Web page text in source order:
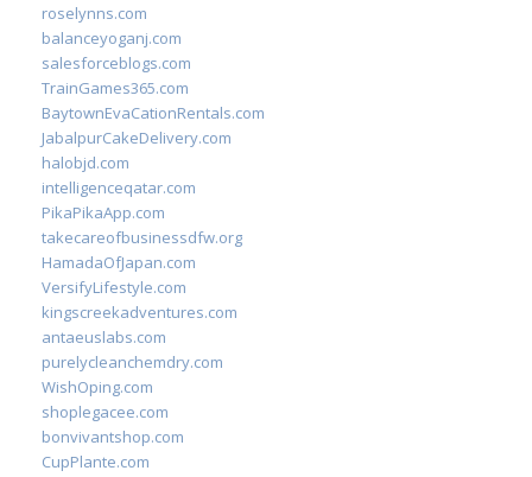
roselynns.com
balanceyoganj.com
salesforceblogs.com
TrainGames365.com
BaytownEvaCationRentals.com
JabalpurCakeDelivery.com
halobjd.com
intelligenceqatar.com
PikaPikaApp.com
takecareofbusinessdfw.org
HamadaOfJapan.com
VersifyLifestyle.com
kingscreekadventures.com
antaeuslabs.com
purelycleanchemdry.com
WishOping.com
shoplegacee.com
bonvivantshop.com
CupPlante.com